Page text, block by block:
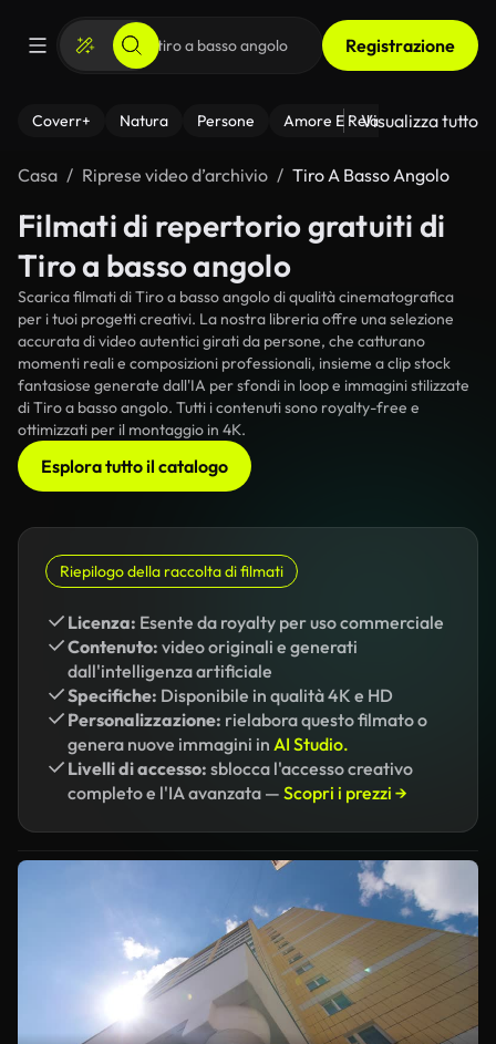
Registrazione
Coverr+ Natura Persone Amore E Relazioni Il
Visualizza tutto
Casa Riprese video d’archivio Tiro A Basso Angolo
Filmati di repertorio gratuiti di
Tiro a basso angolo
Scarica filmati di Tiro a basso angolo di qualità cinematografica
per i tuoi progetti creativi. La nostra libreria offre una selezione
accurata di video autentici girati da persone, che catturano
momenti reali e composizioni professionali, insieme a clip stock
fantasiose generate dall'IA per sfondi in loop e immagini stilizzate
di Tiro a basso angolo. Tutti i contenuti sono royalty-free e
ottimizzati per il montaggio in 4K.
Esplora tutto il catalogo
Riepilogo della raccolta di filmati
Licenza: Esente da royalty per uso commerciale
Contenuto: video originali e generati
dall'intelligenza artificiale
Specifiche: Disponibile in qualità 4K e HD
Personalizzazione: rielabora questo filmato o
genera nuove immagini in AI Studio.
Livelli di accesso: sblocca l'accesso creativo
completo e l'IA avanzata — Scopri i prezzi →